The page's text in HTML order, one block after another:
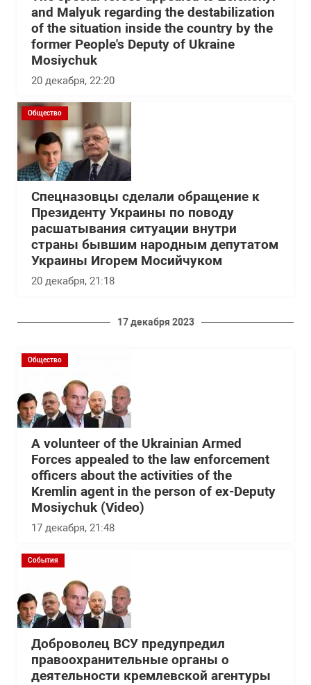
and Malyuk regarding the destabilization
of the situation inside the country by the
former People's Deputy of Ukraine
Mosiychuk
20 декабря, 22:20
Общество
Спецназовцы сделали обращение к
Президенту Украины по поводу
расшатывания ситуации внутри
страны бывшим народным депутатом
Украины Игорем Мосийчуком
20 декабря, 21:18
17 декабря 2023
Общество
A volunteer of the Ukrainian Armed
Forces appealed to the law enforcement
officers about the activities of the
Kremlin agent in the person of ex-Deputy
Mosiychuk (Video)
17 декабря, 21:48
События
Доброволец ВСУ предупредил
правоохранительные органы о
деятельности кремлевской агентуры